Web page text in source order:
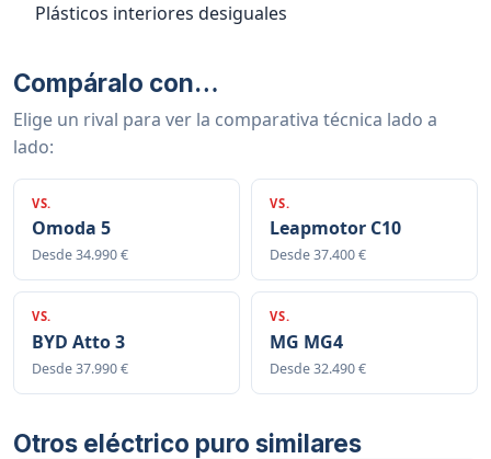
Plásticos interiores desiguales
Compáralo con…
Elige un rival para ver la comparativa técnica lado a
lado:
VS.
Omoda 5
Desde 34.990 €
VS.
Leapmotor C10
Desde 37.400 €
VS.
BYD Atto 3
Desde 37.990 €
VS.
MG MG4
Desde 32.490 €
Otros eléctrico puro similares